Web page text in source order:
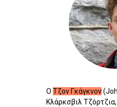
Ο Τζον Γκάγκνον
Κλάρκσβιλ